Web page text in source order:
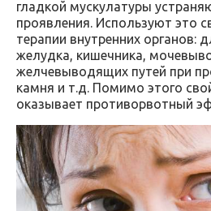
гладкой мускулатуры
проявления. Используют это
терапии внутренних органов:
желудка, кишечника,
желчевыводящих путей при
камня и т.д. Помимо этого
оказывает противорвотный